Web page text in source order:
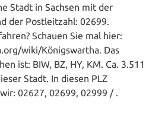
Stadt in Sachsen mit der
der Postleitzahl: 02699.
Schauen Sie mal hier:
wiki/Königswartha. Das
ist: BIW, BZ, HY, KM. Ca. 3.511
Stadt. In diesen PLZ
02627, 02699, 02999 / .